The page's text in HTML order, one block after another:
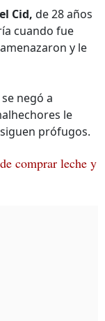
Cid, de 28 años
cuando fue
y le
negó a
le
prófugos.
comprar leche y